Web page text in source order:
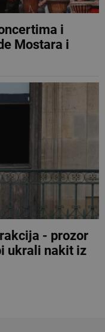
i
Mostara i
- prozor
ukrali nakit iz